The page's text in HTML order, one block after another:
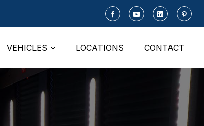
VEHICLES LOCATIONS CONTACT